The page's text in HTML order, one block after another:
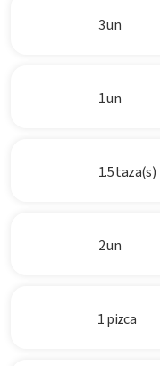
3 un
1 un
1.5 taza(s)
2 un
1 pizca